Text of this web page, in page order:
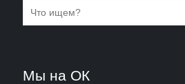
Мы на ОК